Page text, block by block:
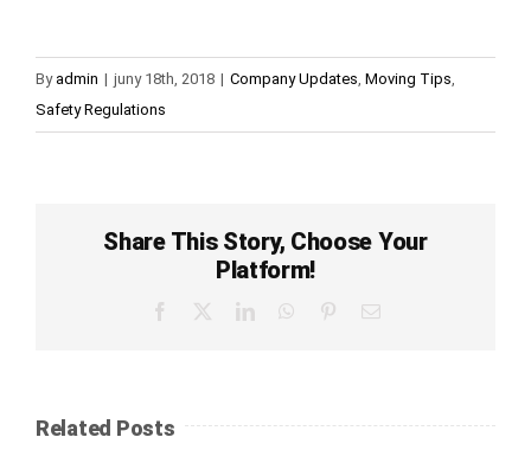
By admin | juny 18th, 2018 | Company Updates, Moving Tips,
Safety Regulations
Share This Story, Choose Your
Platform!
Facebook LinkedInWhatsApp
PinterestEmail
Related Posts